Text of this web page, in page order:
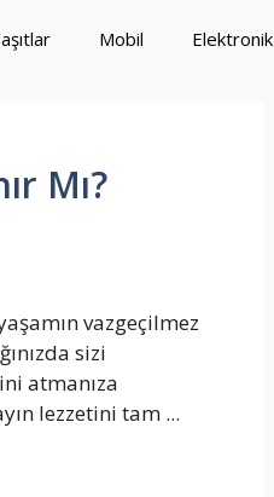
Mobil Elektronik
Mı?
vazgeçilmez
sizi
atmanıza
lezzetini tam ...